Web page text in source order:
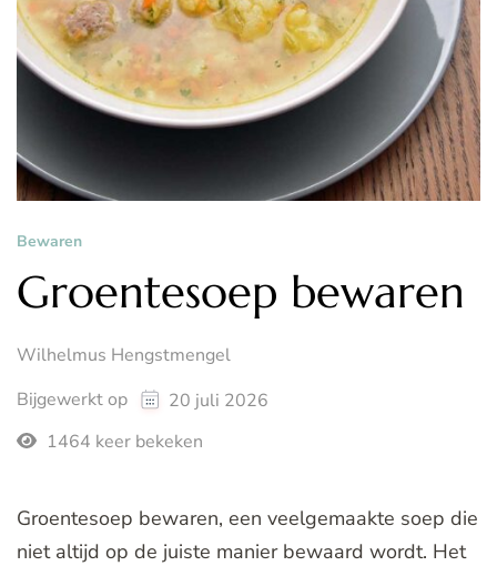
Bewaren
Groentesoep bewaren
Wilhelmus Hengstmengel
Bijgewerkt op
20 juli 2026
1464 keer bekeken
Groentesoep bewaren, een veelgemaakte soep die
niet altijd op de juiste manier bewaard wordt. Het